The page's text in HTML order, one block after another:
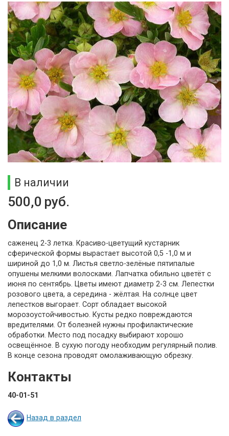
В наличии
500,0 руб.
Описание
саженец 2-3 летка. Красиво-цветущий кустарник
сферической формы вырастает высотой 0,5 -1,0 м и
шириной до 1,0 м. Листья светло-зелёные пятипалые
опушены мелкими волосками. Лапчатка обильно цветёт с
июня по сентябрь. Цветы имеют диаметр 2-3 см. Лепестки
розового цвета, а середина - жёлтая. На солнце цвет
лепестков выгорает. Сорт обладает высокой
морозоустойчивостью. Кусты редко повреждаются
вредителями. От болезней нужны профилактические
обработки. Место под посадку выбирают хорошо
освещённое. В сухую погоду необходим регулярный полив.
В конце сезона проводят омолаживающую обрезку.
Контакты
40-01-51
Назад в раздел